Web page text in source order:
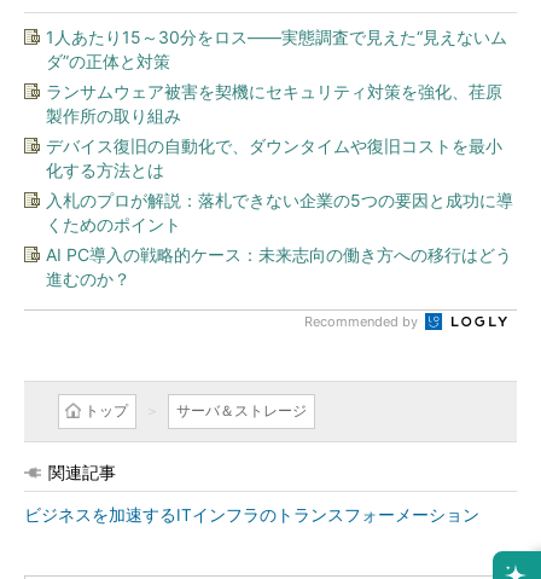
1人あたり15～30分をロス――実態調査で見えた“見えないム
ダ”の正体と対策
ランサムウェア被害を契機にセキュリティ対策を強化、荏原
製作所の取り組み
デバイス復旧の自動化で、ダウンタイムや復旧コストを最小
化する方法とは
入札のプロが解説：落札できない企業の5つの要因と成功に導
くためのポイント
AI PC導入の戦略的ケース：未来志向の働き方への移行はどう
進むのか？
Recommended by
トップ サーバ＆ストレージ
関連記事
ビジネスを加速するITインフラのトランスフォーメーション